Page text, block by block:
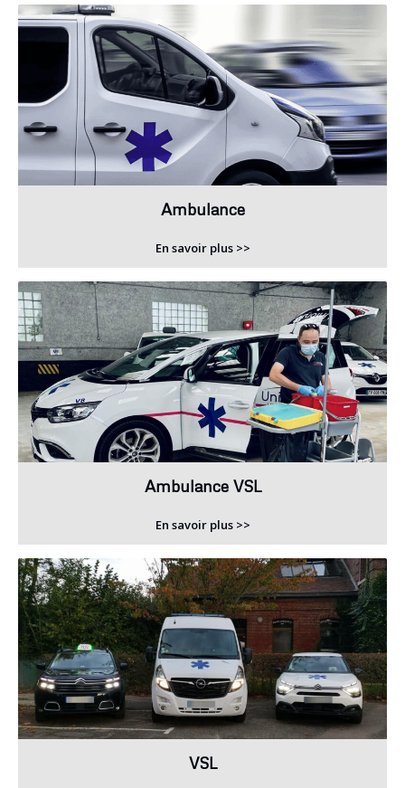
Ambulance
En savoir plus >>
Ambulance VSL
En savoir plus >>
VSL